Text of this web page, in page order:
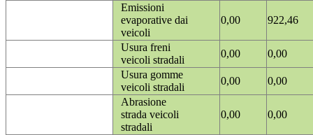
Emissioni
evaporative dai
veicoli
0,00 922,46
Usura freni
veicoli stradali
0,00
0,00
Usura gomme
veicoli stradali
0,00
0,00
Abrasione
strada veicoli
stradali
0,00 0,00